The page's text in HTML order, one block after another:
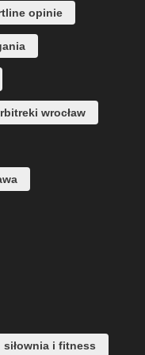
opinie
wrocław
siłownia i fitness